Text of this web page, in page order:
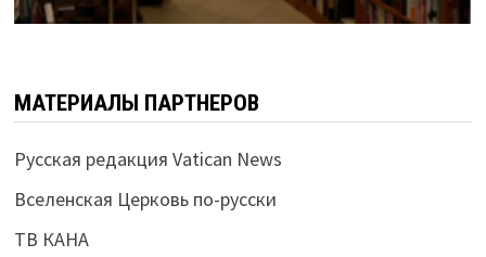
МАТЕРИАЛЫ ПАРТНЕРОВ
Русская редакция Vatican News
Вселенская Церковь по-русски
ТВ КАНА